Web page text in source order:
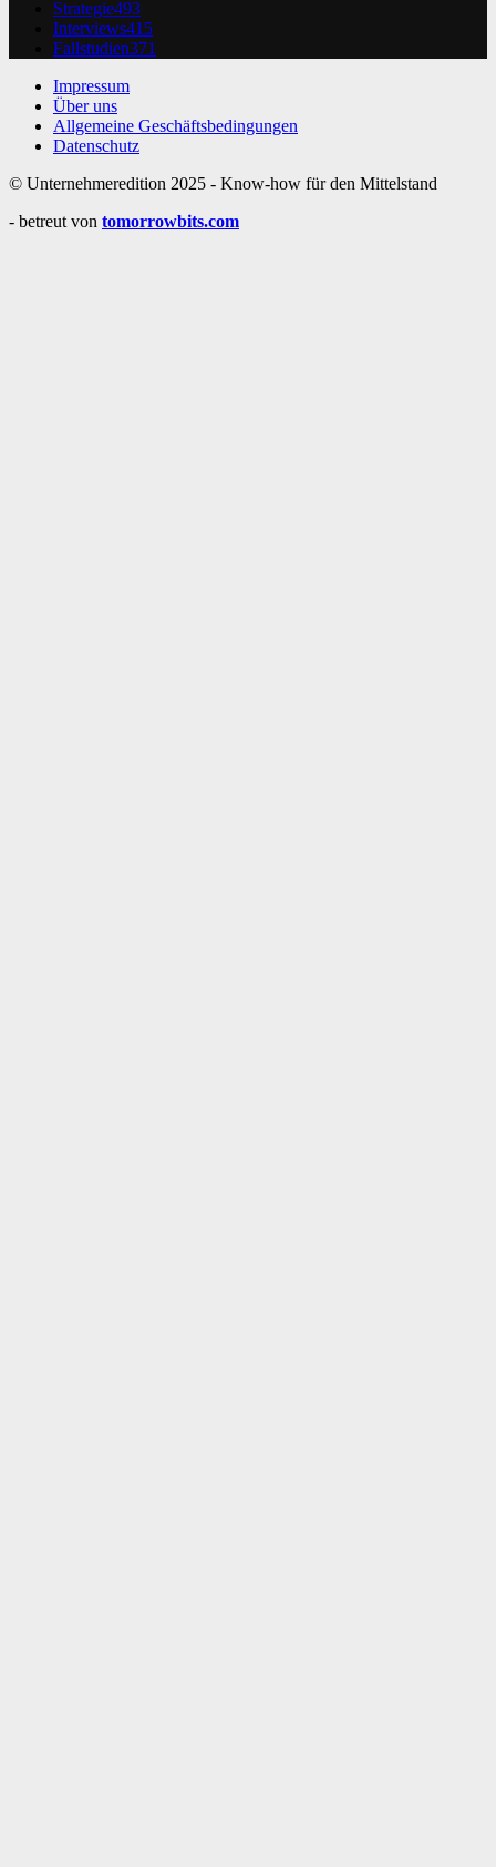
Strategie493
Interviews415
Fallstudien371
Impressum
Über uns
Allgemeine Geschäftsbedingungen
Datenschutz
© Unternehmeredition 2025 - Know-how für den Mittelstand
- betreut von tomorrowbits.com